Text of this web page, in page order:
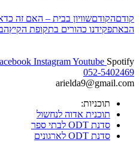
קודםהקודםשוויון בבית – האם זה
הבאתפקידנו כהורים בתקופת הקיץ
InstagramYoutube Spotify
052-5402469
arielda9@gmail.com
תוכניות:
תוכנית אדוה לנחשול
סדנת ODT לבתי ספר
סדנת ODT לארגונים